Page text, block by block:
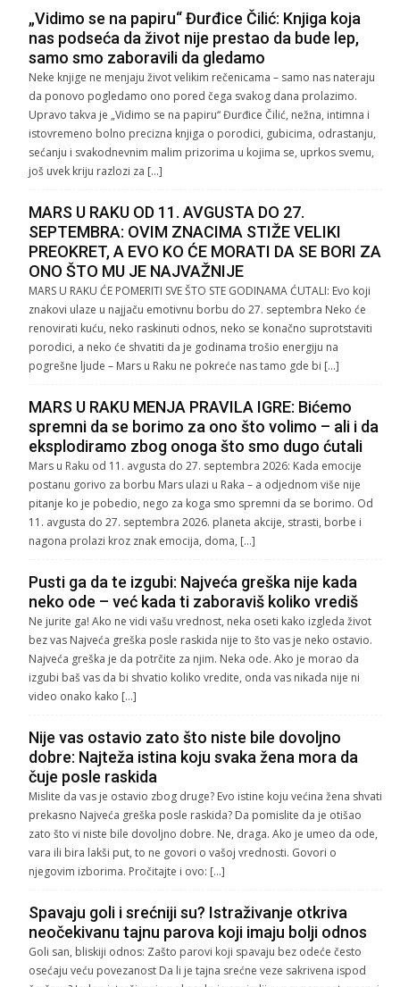
„Vidimo se na papiru“ Đurđice Čilić: Knjiga koja
nas podseća da život nije prestao da bude lep,
samo smo zaboravili da gledamo
Neke knjige ne menjaju život velikim rečenicama – samo nas nateraju
da ponovo pogledamo ono pored čega svakog dana prolazimo.
Upravo takva je „Vidimo se na papiru“ Đurđice Čilić, nežna, intimna i
istovremeno bolno precizna knjiga o porodici, gubicima, odrastanju,
sećanju i svakodnevnim malim prizorima u kojima se, uprkos svemu,
još uvek kriju razlozi za […]
MARS U RAKU OD 11. AVGUSTA DO 27.
SEPTEMBRA: OVIM ZNACIMA STIŽE VELIKI
PREOKRET, A EVO KO ĆE MORATI DA SE BORI ZA
ONO ŠTO MU JE NAJVAŽNIJE
MARS U RAKU ĆE POMERITI SVE ŠTO STE GODINAMA ĆUTALI: Evo koji
znakovi ulaze u najjaču emotivnu borbu do 27. septembra Neko će
renovirati kuću, neko raskinuti odnos, neko se konačno suprotstaviti
porodici, a neko će shvatiti da je godinama trošio energiju na
pogrešne ljude – Mars u Raku ne pokreće nas tamo gde bi […]
MARS U RAKU MENJA PRAVILA IGRE: Bićemo
spremni da se borimo za ono što volimo – ali i da
eksplodiramo zbog onoga što smo dugo ćutali
Mars u Raku od 11. avgusta do 27. septembra 2026: Kada emocije
postanu gorivo za borbu Mars ulazi u Raka – a odjednom više nije
pitanje ko je pobedio, nego za koga smo spremni da se borimo. Od
11. avgusta do 27. septembra 2026. planeta akcije, strasti, borbe i
nagona prolazi kroz znak emocija, doma, […]
Pusti ga da te izgubi: Najveća greška nije kada
neko ode – već kada ti zaboraviš koliko vrediš
Ne jurite ga! Ako ne vidi vašu vrednost, neka oseti kako izgleda život
bez vas Najveća greška posle raskida nije to što vas je neko ostavio.
Najveća greška je da potrčite za njim. Neka ode. Ako je morao da
izgubi baš vas da bi shvatio koliko vredite, onda vas nikada nije ni
video onako kako […]
Nije vas ostavio zato što niste bile dovoljno
dobre: Najteža istina koju svaka žena mora da
čuje posle raskida
Mislite da vas je ostavio zbog druge? Evo istine koju većina žena shvati
prekasno Najveća greška posle raskida? Da pomislite da je otišao
zato što vi niste bile dovoljno dobre. Ne, draga. Ako je umeo da ode,
vara ili bira lakši put, to ne govori o vašoj vrednosti. Govori o
njegovim izborima. Pročitajte i ovo: […]
Spavaju goli i srećniji su? Istraživanje otkriva
neočekivanu tajnu parova koji imaju bolji odnos
Goli san, bliskiji odnos: Zašto parovi koji spavaju bez odeće često
osećaju veću povezanost Da li je tajna srećne veze sakrivena ispod